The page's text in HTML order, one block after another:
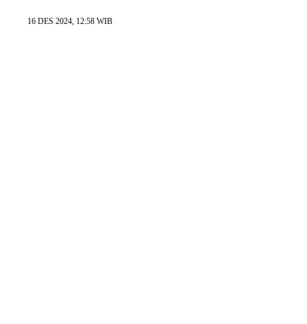
16 DES 2024, 12:58 WIB